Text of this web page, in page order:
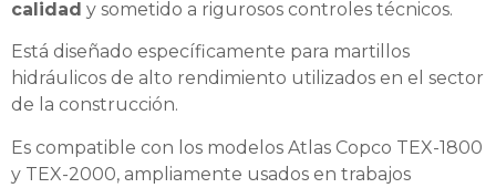
calidad y sometido a rigurosos controles técnicos.
Está diseñado específicamente para martillos
hidráulicos de alto rendimiento utilizados en el sector
de la construcción.
Es compatible con los modelos Atlas Copco TEX-1800
y TEX-2000, ampliamente usados en trabajos